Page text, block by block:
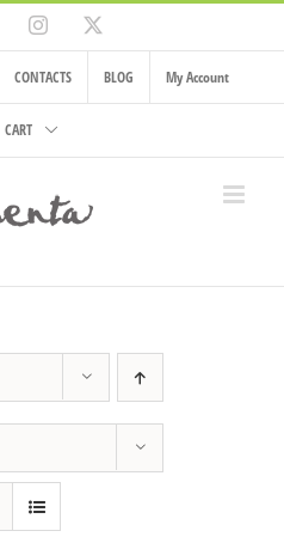
FacebookInstagram
CONTACTS BLOG My Account
CART